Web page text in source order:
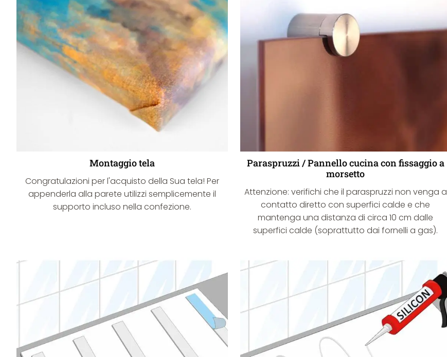
Montaggio tela
Congratulazioni per l'acquisto della Sua tela! Per
appenderla alla parete utilizzi semplicemente il
supporto incluso nella confezione.
Paraspruzzi / Pannello cucina con fissaggio a
morsetto
Attenzione: verifichi che il paraspruzzi non venga a
contatto diretto con superfici calde e che
mantenga una distanza di circa 10 cm dalle
superfici calde (soprattutto dai fornelli a gas).